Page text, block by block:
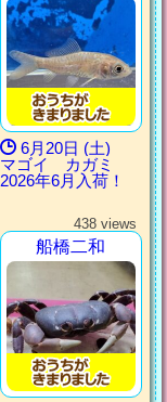
6月20日 (土)
マゴイ カガミ
2026年6月入荷！
438 views
船橋二和